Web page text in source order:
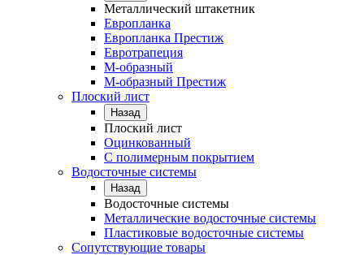
Металлический штакетник
Европланка
Европланка Престиж
Евротрапеция
М-образный
М-образный Престиж
Плоский лист
Назад
Плоский лист
Оцинкованный
С полимерным покрытием
Водосточные системы
Назад
Водосточные системы
Металлические водосточные системы
Пластиковые водосточные системы
Сопутствующие товары